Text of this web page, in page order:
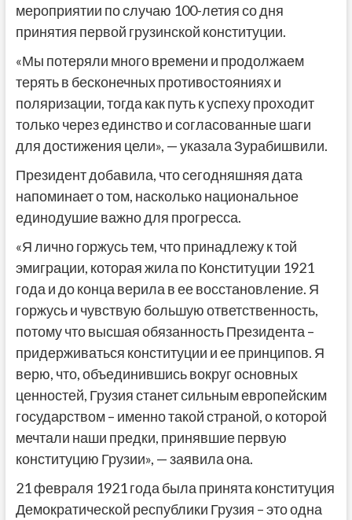
мероприятии по случаю 100-летия со дня
принятия первой грузинской конституции.
«Мы потеряли много времени и продолжаем
терять в бесконечных противостояниях и
поляризации, тогда как путь к успеху проходит
только через единство и согласованные шаги
для достижения цели», — указала Зурабишвили.
Президент добавила, что сегодняшняя дата
напоминает о том, насколько национальное
единодушие важно для прогресса.
«Я лично горжусь тем, что принадлежу к той
эмиграции, которая жила по Конституции 1921
года и до конца верила в ее восстановление. Я
горжусь и чувствую большую ответственность,
потому что высшая обязанность Президента –
придерживаться конституции и ее принципов. Я
верю, что, объединившись вокруг основных
ценностей, Грузия станет сильным европейским
государством – именно такой страной, о которой
мечтали наши предки, принявшие первую
конституцию Грузии», — заявила она.
21 февраля 1921 года была принята конституция
Демократической республики Грузия – это одна